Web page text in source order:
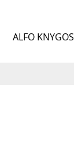
ALFO KNYGOS